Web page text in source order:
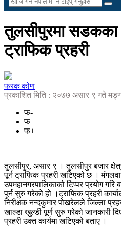
तुलसीपुरमा सडकका
ट्राफिक प्रहरी
फरक कोण
प्रकाशित मिति : २०७७ असार ९ गते
फ-
फ
फ+
तुलसीपुर, असार ९ । तुलसीपुर बजार
पूर्न ट्राफिक प्रहरी खटिएको छ ।
उपमहानगरपालिकाको टिप्पर प्रयोग
पूर्न सुरु गरेको हो ।ट्राफिक प्रहरी
निरीक्षक नन्दकुमार पोखरेलले जिल्ला
खाल्डा खुल्डी पूर्ण सुरु गरेको जानकारी
प्रहरी उक्त कार्यमा खटिएको बताए ।